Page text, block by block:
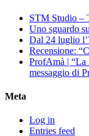
STM Studio
Uno sguardo
Dal 24 luglio
Recensione:
ProfAmà | “La
messaggio di
Meta
Log in
Entries feed